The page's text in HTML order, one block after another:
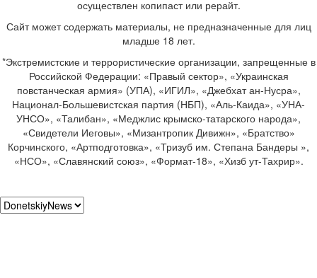
осуществлен копипаст или рерайт.
Сайт может содержать материалы, не предназначенные для лиц
младше 18 лет.
*Экстремистские и террористические организации, запрещенные в
Российской Федерации: «Правый сектор», «Украинская
повстанческая армия» (УПА), «ИГИЛ», «Джебхат ан-Нусра»,
Национал-Большевистская партия (НБП), «Аль-Каида», «УНА-
УНСО», «Талибан», «Меджлис крымско-татарского народа»,
«Свидетели Иеговы», «Мизантропик Дивижн», «Братство»
Корчинского, «Артподготовка», «Тризуб им. Степана Бандеры »,
«НСО», «Славянский союз», «Формат-18», «Хизб ут-Тахрир».